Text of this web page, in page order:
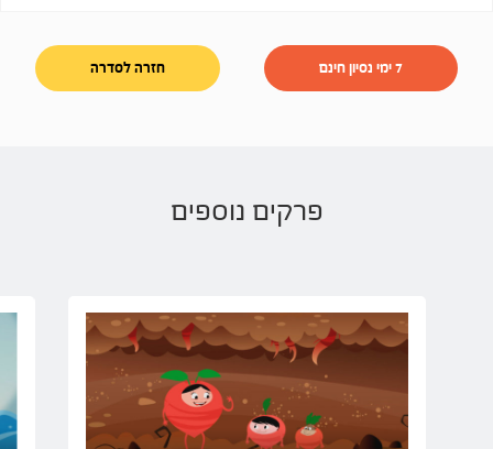
7 ימי נסיון חינם חזרה לסדרה
פרקים נוספים